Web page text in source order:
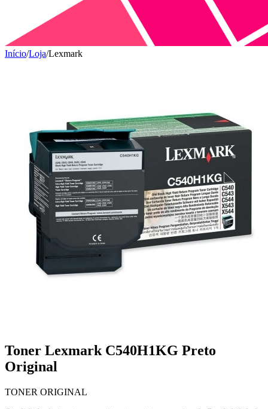
Início/Loja/Lexmark
Toner Lexmark C540H1KG Preto
Original
TONER ORIGINAL